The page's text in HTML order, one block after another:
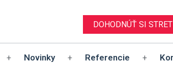
DOHODNÚŤ SI
+ Novinky + Referencie +